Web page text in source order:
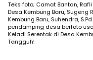
Teks foto; Camat Bantan, Rafli
Desa Kembung Baru, Sugeng
Kembung Baru, Suhendra,
pendamping desa berfoto
Keladi Serentak di Desa
Tangguh!